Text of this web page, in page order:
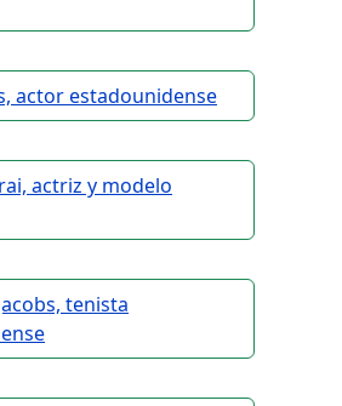
actor estadounidense
actriz y modelo
tenista